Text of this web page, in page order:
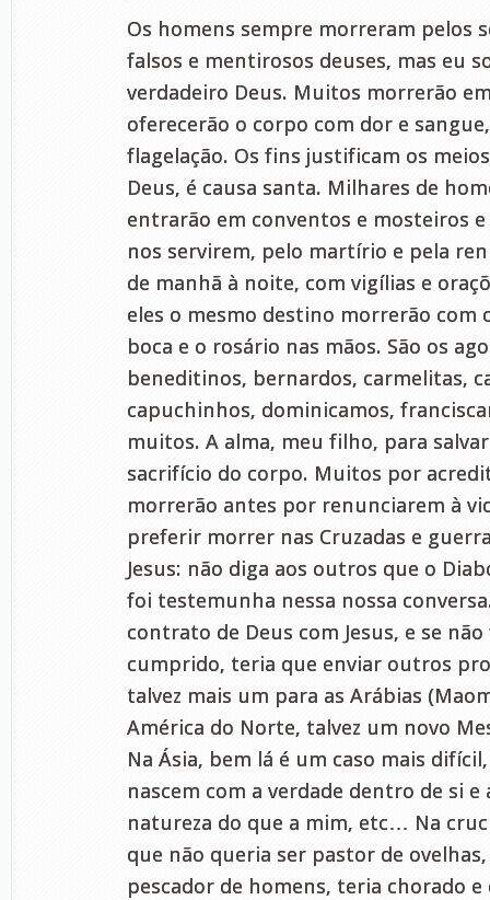
Os homens sempre morreram pelos
falsos e mentirosos deuses, mas eu
verdadeiro Deus. Muitos morrerão
oferecerão o corpo com dor e
flagelação. Os fins justificam os
Deus, é causa santa. Milhares de
entrarão em conventos e mosteiros
nos servirem, pelo martírio e pela
de manhã à noite, com vigílias e
eles o mesmo destino morrerão com
boca e o rosário nas mãos. São os
beneditinos, bernardos, carmelitas,
capuchinhos, dominicamos,
muitos. A alma, meu filho, para
sacrifício do corpo. Muitos por
morrerão antes por renunciarem à
preferir morrer nas Cruzadas e
Jesus: não diga aos outros que o
foi testemunha nessa nossa
contrato de Deus com Jesus, e se
cumprido, teria que enviar outros
talvez mais um para as Arábias
América do Norte, talvez um novo
Na Ásia, bem lá é um caso mais
nascem com a verdade dentro de si e
natureza do que a mim, etc… Na
que não queria ser pastor de
pescador de homens, teria chorado